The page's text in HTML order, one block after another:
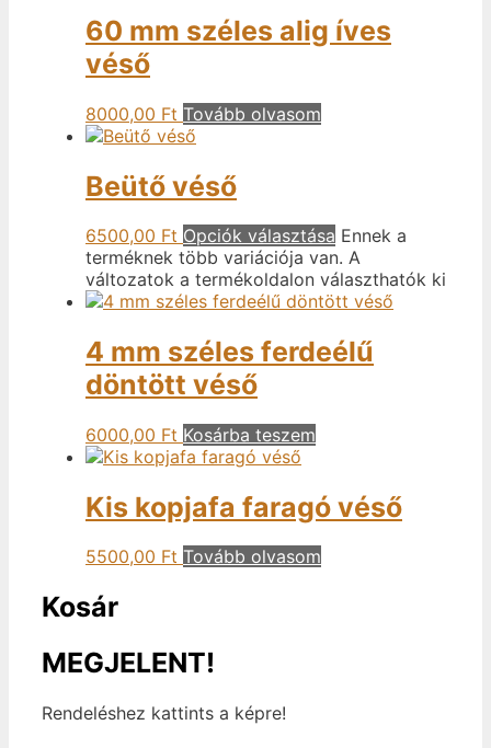
60 mm széles alig íves
véső
8000,00 Ft Tovább olvasom
Beütő véső
6500,00 Ft Opciók választása Ennek a
terméknek több variációja van. A
változatok a termékoldalon választhatók ki
4 mm széles ferdeélű
döntött véső
6000,00 Ft Kosárba teszem
Kis kopjafa faragó véső
5500,00 Ft Tovább olvasom
Kosár
MEGJELENT!
Rendeléshez kattints a képre!